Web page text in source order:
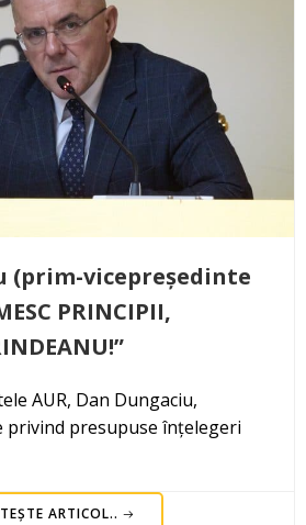
(prim-vicepreședinte
PRINCIPII,
AUR, Dan Dungaciu,
privind presupuse înțelegeri
ARTICOL..